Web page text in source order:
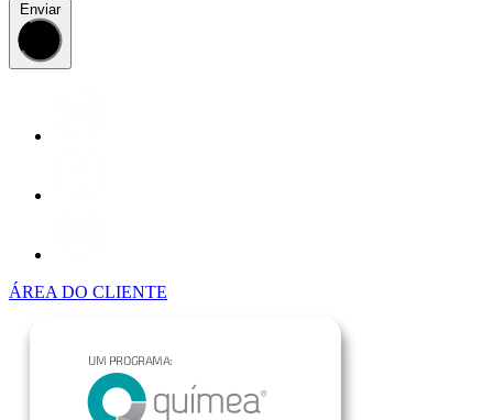
Enviar
ÁREA DO CLIENTE